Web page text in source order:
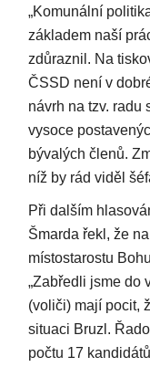
„Komunální
základem naší
zdůraznil. Na
ČSSD není v
návrh na tzv. radu
vysoce
bývalých členů.
níž by rád viděl
Při dalším
Šmarda řekl, že
místostarostu
„Zabředli jsme do
(voliči) mají pocit,
situaci Bruzl.
počtu 17